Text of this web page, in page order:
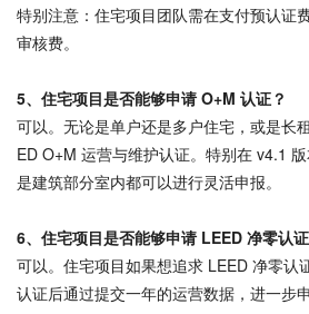
特别注意：住宅项目团队需在支付预认证
审核费。
5、 住宅项目是否能够申请 O+M 认证？
可以。无论是单户还是多户住宅，或是长
ED O+M 运营与维护认证。特别在 v4.1
是建筑部分室内都可以进行灵活申报。
6、 住宅项目是否能够申请 LEED 净零认
可以。住宅项目如果想追求 LEED 净零认
认证后通过提交一年的运营数据，进一步